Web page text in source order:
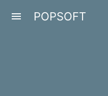
menu POPSOFT